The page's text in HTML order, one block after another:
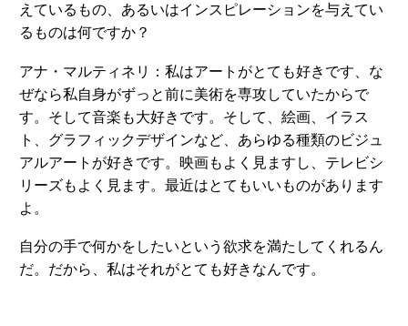
えているもの、あるいはインスピレーションを与えてい
るものは何ですか？
アナ・マルティネリ：私はアートがとても好きです、な
ぜなら私自身がずっと前に美術を専攻していたからで
す。そして音楽も大好きです。そして、絵画、イラス
ト、グラフィックデザインなど、あらゆる種類のビジュ
アルアートが好きです。映画もよく見ますし、テレビシ
リーズもよく見ます。最近はとてもいいものがあります
よ。
自分の手で何かをしたいという欲求を満たしてくれるん
だ。だから、私はそれがとても好きなんです。